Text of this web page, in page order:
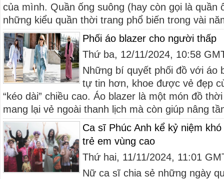
của mình. Quần ống suông (hay còn gọi là quần
những kiểu quần thời trang phổ biến trong vài
Phối áo blazer cho người thấp
Thứ ba, 12/11/2024, 10:58
Những bí quyết phối đồ với áo
tự tin hơn, khoe được vẻ đẹp
“kéo dài” chiều cao. Áo blazer là một món đồ
mang lại vẻ ngoài thanh lịch mà còn giúp nâng
Ca sĩ Phúc Anh kể kỷ niệm
trẻ em vùng cao
Thứ hai, 11/11/2024, 11:01
Nữ ca sĩ chia sẻ những ngày